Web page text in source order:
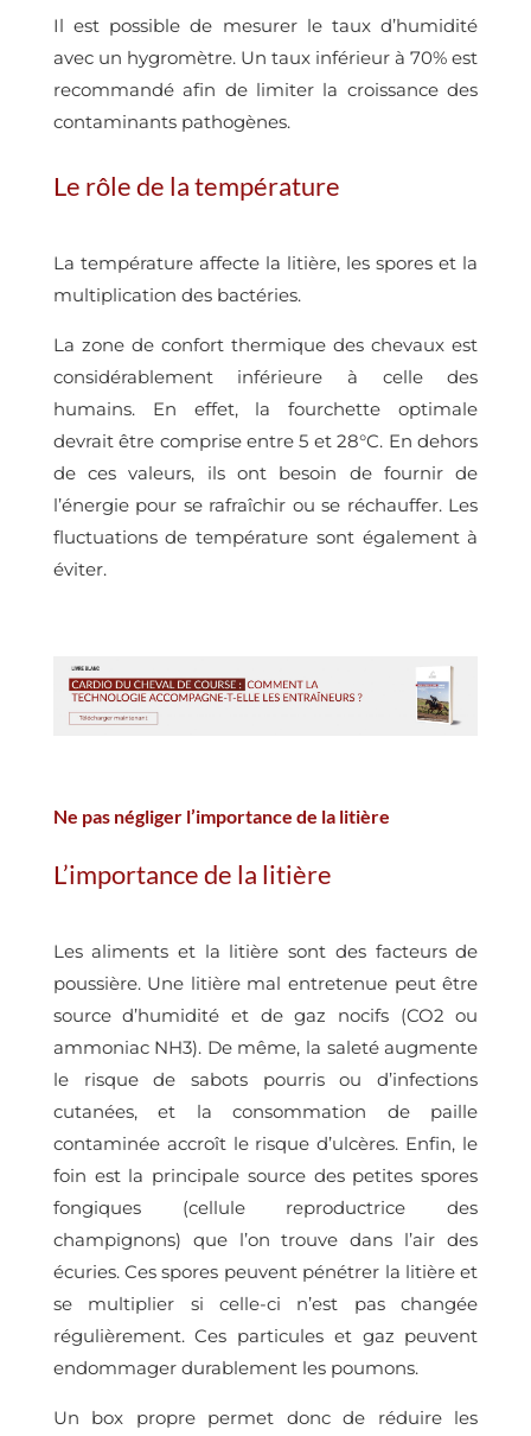
Il est possible de mesurer le taux d’humidité
avec un hygromètre. Un taux inférieur à 70% est
recommandé afin de limiter la croissance des
contaminants pathogènes.
Le rôle de la température
La température affecte la litière, les spores et la
multiplication des bactéries.
La zone de confort thermique des chevaux est
considérablement inférieure à celle des
humains. En effet, la fourchette optimale
devrait être comprise entre 5 et 28°C. En dehors
de ces valeurs, ils ont besoin de fournir de
l’énergie pour se rafraîchir ou se réchauffer. Les
fluctuations de température sont également à
éviter.
Ne pas négliger l’importance de la litière
L’importance de la litière
Les aliments et la litière sont des facteurs de
poussière. Une litière mal entretenue peut être
source d’humidité et de gaz nocifs (CO2 ou
ammoniac NH3). De même, la saleté augmente
le risque de sabots pourris ou d’infections
cutanées, et la consommation de paille
contaminée accroît le risque d’ulcères. Enfin, le
foin est la principale source des petites spores
fongiques (cellule reproductrice des
champignons) que l’on trouve dans l’air des
écuries. Ces spores peuvent pénétrer la litière et
se multiplier si celle-ci n’est pas changée
régulièrement. Ces particules et gaz peuvent
endommager durablement les poumons.
Un box propre permet donc de réduire les